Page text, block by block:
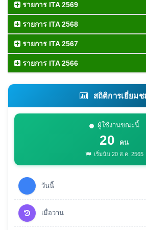
รายการ ITA 2569
รายการ ITA 2568
รายการ ITA 2567
รายการ ITA 2566
สถิติการเยี่ยมช
ผู้ใช้งานขณะนี้
20 คน
เริ่มนับ 20 ส.ค. 2565
วันนี้
เมื่อวาน